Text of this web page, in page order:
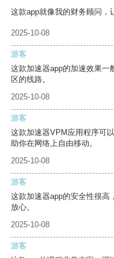
这款app就像我的财务顾问，
2025-10-08
游客
这款加速器app的加速效果一
区的线路。
2025-10-08
游客
这款加速器VPM应用程序可
助你在网络上自由移动。
2025-10-08
游客
这款加速器app的安全性很高
放心。
2025-10-08
游客